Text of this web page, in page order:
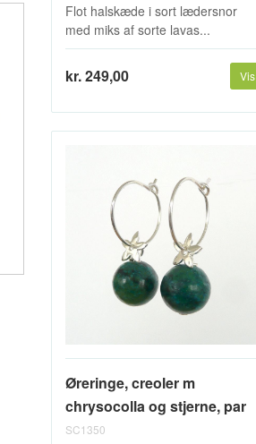
Flot halskæde i sort lædersnor
med miks af sorte lavas...
kr. 249,00 Vis
Øreringe, creoler m
chrysocolla og stjerne, par
SC1350